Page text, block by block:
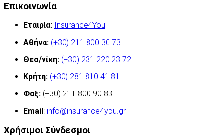
Επικοινωνία
Εταιρία: Insurance4You
Αθήνα: (+30) 211 800 30 73
Θεσ/νίκη: (+30) 231 220 23 72
Κρήτη: (+30) 281 810 41 81
Φαξ: (+30) 211 800 90 83
Email: info@insurance4you.gr
Χρήσιμοι Σύνδεσμοι